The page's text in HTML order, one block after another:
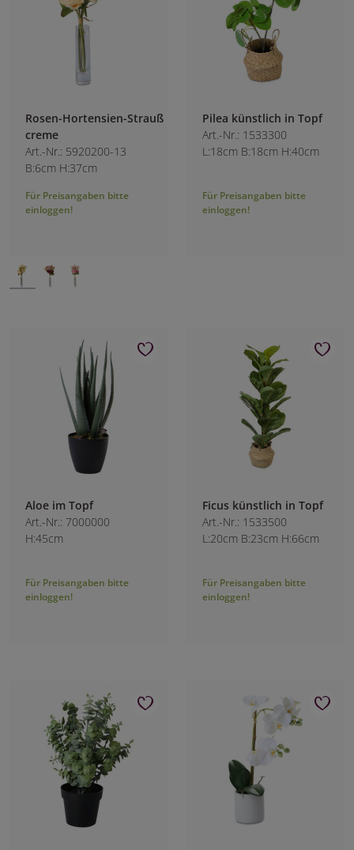
Rosen-Hortensien-Strauß
creme
Art.-Nr.: 5920200-13
B:6cm H:37cm
Für Preisangaben bitte
einloggen!
Pilea künstlich in Topf
Art.-Nr.: 1533300
L:18cm B:18cm H:40cm
Für Preisangaben bitte
einloggen!
Aloe im Topf
Art.-Nr.: 7000000
H:45cm
Für Preisangaben bitte
einloggen!
Ficus künstlich in Topf
Art.-Nr.: 1533500
L:20cm B:23cm H:66cm
Für Preisangaben bitte
einloggen!